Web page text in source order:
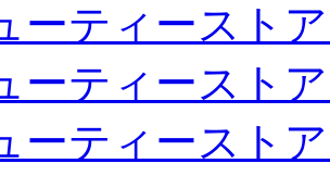
ーティースト
ーティースト
ーティースト